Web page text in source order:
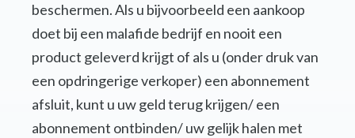
beschermen. Als u bijvoorbeeld een aankoop
doet bij een malafide bedrijf en nooit een
product geleverd krijgt of als u (onder druk van
een opdringerige verkoper) een abonnement
afsluit, kunt u uw geld terug krijgen/ een
abonnement ontbinden/ uw gelijk halen met